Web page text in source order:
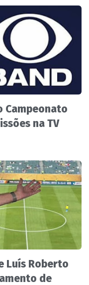
Campeonato
na TV
Luís Roberto
de